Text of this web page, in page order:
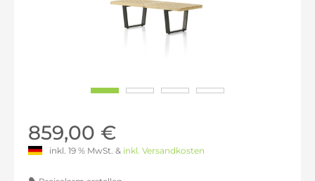
859,00 €
inkl. 19 % MwSt. & inkl. Versandkosten